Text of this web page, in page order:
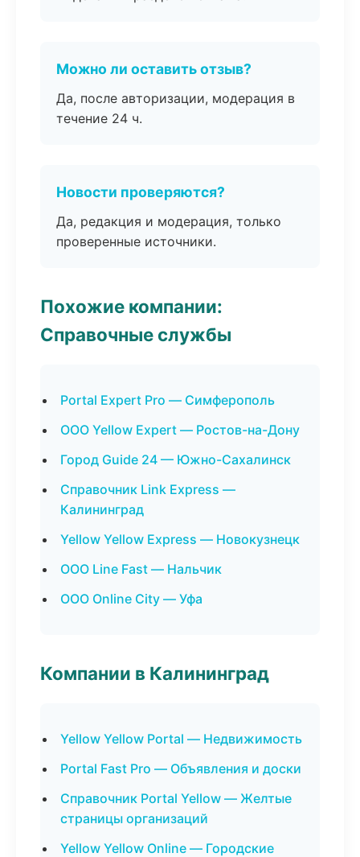
Можно ли оставить отзыв?
Да, после авторизации, модерация в
течение 24 ч.
Новости проверяются?
Да, редакция и модерация, только
проверенные источники.
Похожие компании:
Справочные службы
Portal Expert Pro — Симферополь
ООО Yellow Expert — Ростов-на-Дону
Город Guide 24 — Южно-Сахалинск
Справочник Link Express —
Калининград
Yellow Yellow Express — Новокузнецк
ООО Line Fast — Нальчик
ООО Online City — Уфа
Компании в Калининград
Yellow Yellow Portal — Недвижимость
Portal Fast Pro — Объявления и доски
Справочник Portal Yellow — Желтые
страницы организаций
Yellow Yellow Online — Городские